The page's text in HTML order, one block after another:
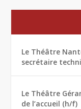
Le Théâtre
secrétaire
Le Théâtre
de l’accueil (h/f)